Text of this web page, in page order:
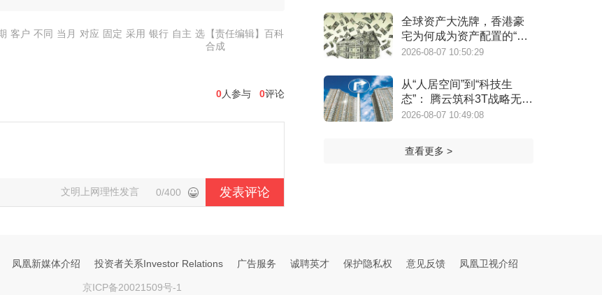
客户 不同 当月 对应 固定 采用 银行 自主 选 【责任编辑】百科
合成
0人参与 0评论
文明上网理性发言 0/400 发表评论
全球资产大洗牌，香港豪
宅为何成为资产配置的“必
选项”？
2026-08-07 10:50:29
从“人居空间”到“科技生
态”： 腾云筑科3T战略无锡
首发，生态圈协同重构未
2026-08-07 10:49:08
查看更多 >
凤凰新媒体介绍 投资者关系Investor Relations 广告服务 诚聘英才 保护隐私权 意见反馈 凤凰卫视介绍
京ICP备20021509号-1